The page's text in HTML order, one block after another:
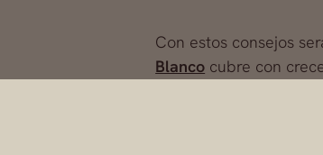
Con estos consejos
Blanco cubre con